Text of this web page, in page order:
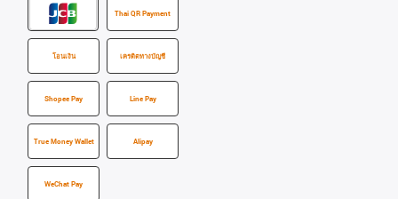
Thai QR Payment
โอนเงิน เครดิตทางบัญชี
Shopee Pay Line Pay
True Money Wallet Alipay
WeChat Pay